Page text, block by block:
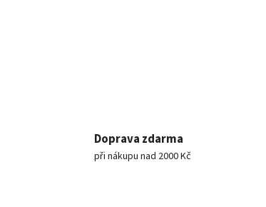
Doprava zdarma
při nákupu nad 2000 Kč